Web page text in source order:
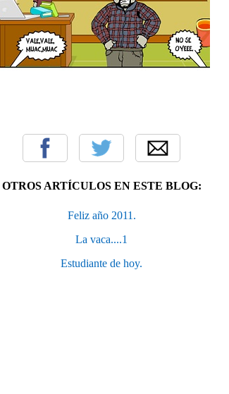
OTROS ARTÍCULOS EN ESTE BLOG:
Feliz año 2011.
La vaca....1
Estudiante de hoy.